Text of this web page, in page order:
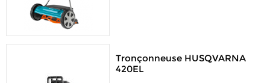
Tronçonneuse HUSQVARNA
420EL